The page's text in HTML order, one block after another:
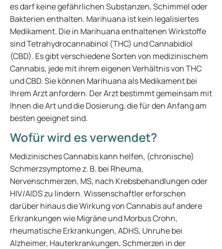
es darf keine gefährlichen Substanzen, Schimmel oder
Bakterien enthalten. Marihuana ist kein legalisiertes
Medikament. Die in Marihuana enthaltenen Wirkstoffe
sind Tetrahydrocannabinol (THC) und Cannabidiol
(CBD). Es gibt verschiedene Sorten von medizinischem
Cannabis, jede mit ihrem eigenen Verhältnis von THC
und CBD. Sie können Marihuana als Medikament bei
Ihrem Arzt anfordern. Der Arzt bestimmt gemeinsam mit
Ihnen die Art und die Dosierung, die für den Anfang am
besten geeignet sind.
Wofür wird es verwendet?
Medizinisches Cannabis kann helfen, (chronische)
Schmerzsymptome z. B. bei Rheuma,
Nervenschmerzen, MS, nach Krebsbehandlungen oder
HIV/AIDS zu lindern. Wissenschaftler erforschen
darüber hinaus die Wirkung von Cannabis auf andere
Erkrankungen wie Migräne und Morbus Crohn,
rheumatische Erkrankungen, ADHS, Unruhe bei
Alzheimer, Hauterkrankungen, Schmerzen in der